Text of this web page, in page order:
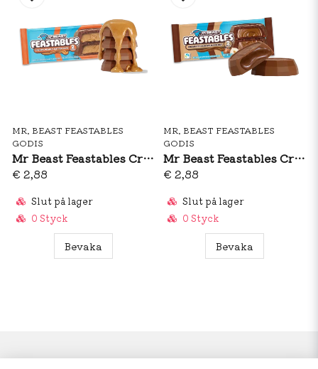
MR. BEAST FEASTABLES
GODIS
Mr Beast Feastables Creamy Peanut Butter 40g
€ 2,88
Slut på lager
0 Styck
Bevaka
MR. BEAST FEASTABLES
GODIS
Mr Beast Feastables Creamy Chocolate Hazelnut 40g
€ 2,88
Slut på lager
0 Styck
Bevaka